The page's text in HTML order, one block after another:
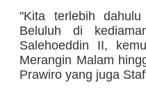
"Kita terlebih
Beluluh di
Salehoeddin II,
Merangin Malam
Prawiro yang juga